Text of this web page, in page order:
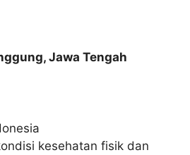
Jawa Tengah
kesehatan fisik dan